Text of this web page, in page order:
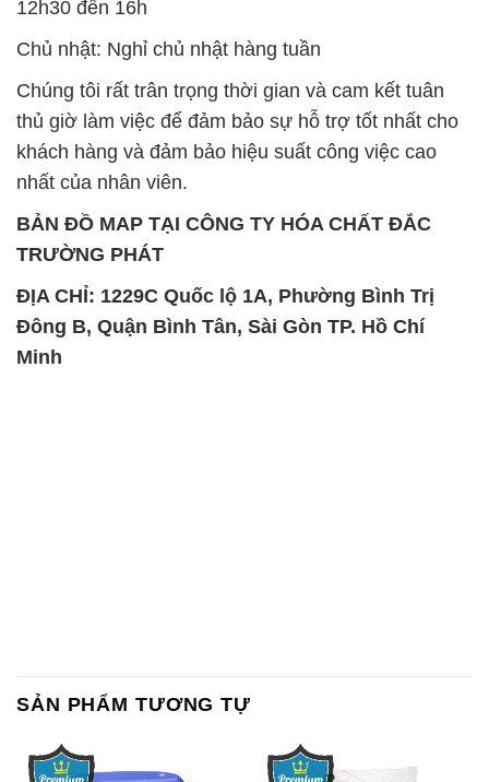
khách hàng và đảm bảo hiệu suất công việc cao
nhất của nhân viên.
BẢN ĐỒ MAP TẠI CÔNG TY HÓA CHẤT ĐẮC
TRƯỜNG PHÁT
ĐỊA CHỈ: 1229C Quốc lộ 1A, Phường Bình Trị
Đông B, Quận Bình Tân, Sài Gòn TP. Hồ Chí
Minh